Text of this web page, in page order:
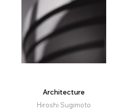
Architecture
Hiroshi Sugimoto